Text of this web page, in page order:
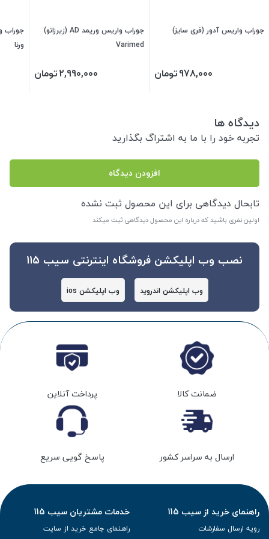
جوراب واریس آدور (فری سایز)
978,000تومان
جوراب واریس وریمد AD (زیرزانو)
Varimed
2,990,000تومان
ورنا
دیدگاه ها
تجربه خود را با ما به اشتراگ بگذارید
افزودن دیدگاه
تابحال دیدگاهی برای این محصول ثبت نشده
اولین نفری باشید که درباره این محصول دیدگاهی ثبت میکند
نصب وب اپلیکشن فروشگاه اینترنتی سیب 115
وب اپلیکشن اندروید وب اپلیکشن ios
ضمانت کالا پرداخت آنلاین
ارسال به سراسر کشور پاسخ گویی سریع
راهنمای خرید از سیب 115
رویه ارسال سفارشات
خدمات مشتریان سیب 115
راهنمای جامع خرید از سایت